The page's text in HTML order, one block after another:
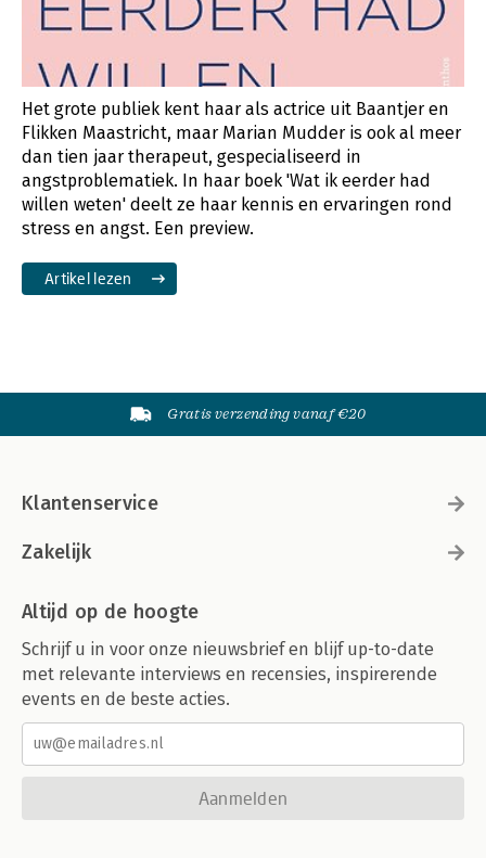
Het grote publiek kent haar als actrice uit Baantjer en
Flikken Maastricht, maar Marian Mudder is ook al meer
dan tien jaar therapeut, gespecialiseerd in
angstproblematiek. In haar boek 'Wat ik eerder had
willen weten' deelt ze haar kennis en ervaringen rond
stress en angst. Een preview.
Artikel lezen
Gratis verzending vanaf €20
Klantenservice
Zakelijk
Altijd op de hoogte
Schrijf u in voor onze nieuwsbrief en blijf up-to-date
met relevante interviews en recensies, inspirerende
events en de beste acties.
Aanmelden